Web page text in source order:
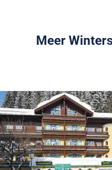
Meer